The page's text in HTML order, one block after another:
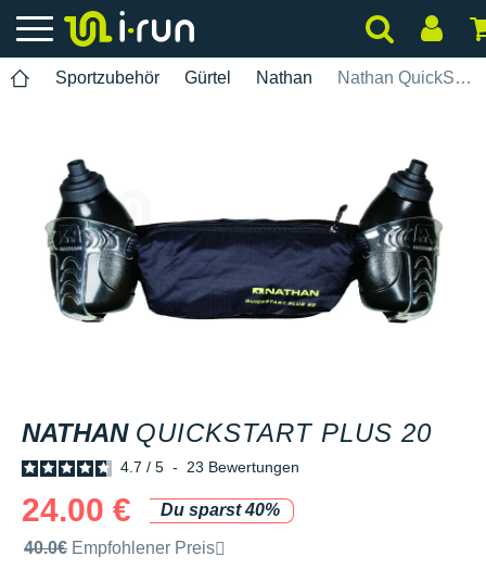
Sportzubehör Gürtel Nathan Nathan QuickStart Plus 20
NATHAN QUICKSTART PLUS 20
4.7 / 5 - 23 Bewertungen
24.00 €
Du sparst 40%
Unverbindliche Preisempfehlung der Marke
40.0€ Empfohlener Preis